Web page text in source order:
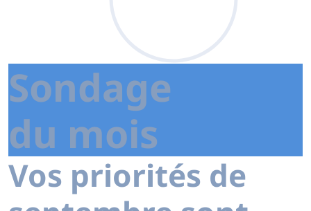
Sondage
du mois
Vos priorités de